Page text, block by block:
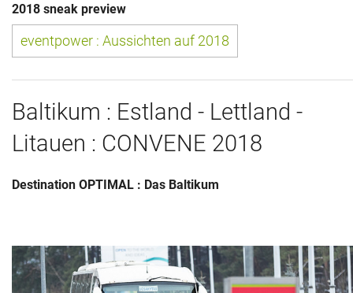
Services + Locations
Projekte + Kunden
Historie + Gegenwart
Presse + Medien
Sprüche
Ganz speziell
2018 sneak preview
eventpower : Aussichten auf 2018
Baltikum : Estland - Lettland -
Litauen : CONVENE 2018
Destination OPTIMAL : Das Baltikum